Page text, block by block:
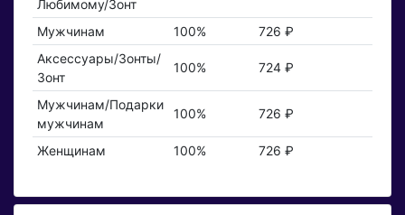
Любимому/Зонт
Мужчинам
100%
726 ₽
Аксессуары/Зонты/
Зонт
100% 724 ₽
Мужчинам/Подарки
мужчинам
100% 726 ₽
Женщинам 100% 726 ₽